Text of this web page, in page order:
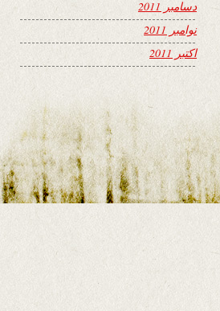
دسامبر 2011
نوامبر 2011
اکتبر 2011